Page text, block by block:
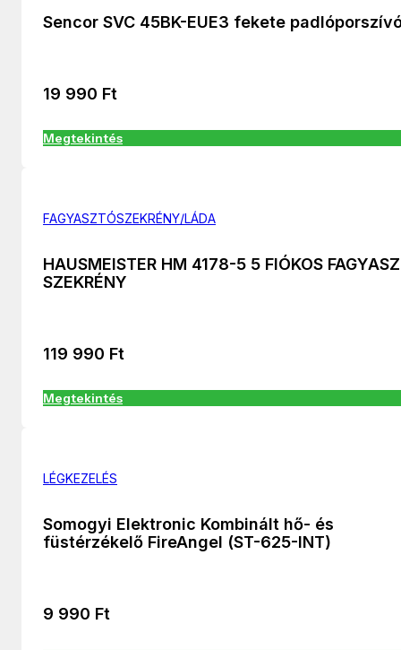
Sencor SVC 45BK-EUE3 fekete
19 990 Ft
Megtekintés
FAGYASZTÓSZEKRÉNY/LÁDA
HAUSMEISTER HM 4178-5 5 FIÓKOS
SZEKRÉNY
119 990 Ft
Megtekintés
LÉGKEZELÉS
Somogyi Elektronic Kombinált hő- és
füstérzékelő FireAngel (ST-625-INT)
9 990 Ft